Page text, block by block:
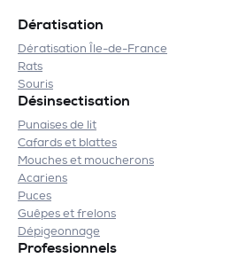
Dératisation
Dératisation Île-de-France
Rats
Souris
Désinsectisation
Punaises de lit
Cafards et blattes
Mouches et moucherons
Acariens
Puces
Guêpes et frelons
Dépigeonnage
Professionnels